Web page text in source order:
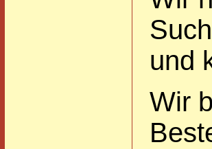
und
Wir